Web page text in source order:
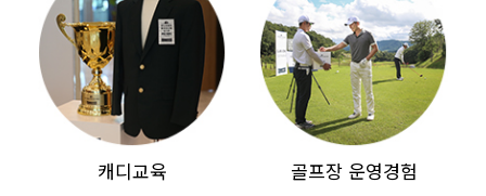
캐디교육 골프장 운영경험